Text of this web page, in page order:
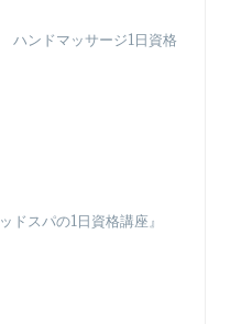
ハンドマッサージ1日資格
ドスパの1日資格講座』